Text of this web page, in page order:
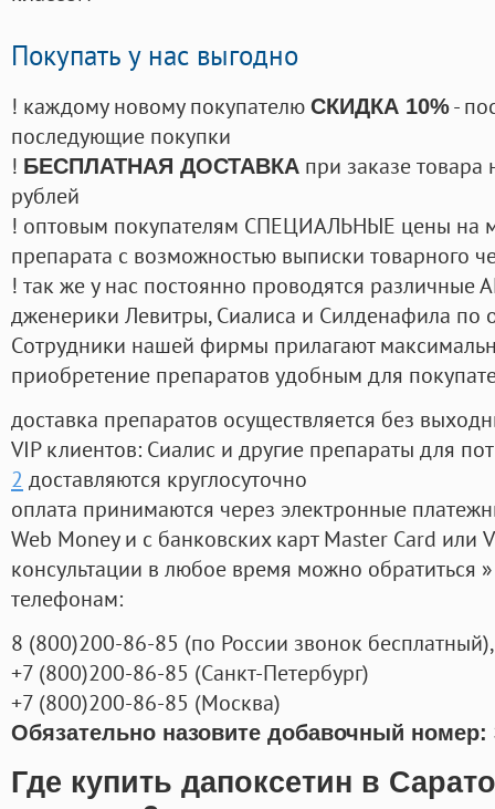
Покупать у нас выгодно
! каждому новому покупателю СКИДКА 10%-
последующие покупки
! БЕСПЛАТНАЯ ДОСТАВКА при заказе
рублей
! оптовым покупателям СПЕЦИАЛЬНЫЕ цены на
препарата с возможностью выписки товарного
! так же у нас постоянно проводятся
дженерики Левитры, Сиалиса и Силденафила по
Cотрудники нашей фирмы прилагают
приобретение препаратов удобным для
доставка препаратов осуществляется без
VIP клиентов: Сиалис и другие препараты для
2 доставляются круглосуточно
оплата принимаются через электронные
Web Money и с банковских карт Master Card или
консультации в любое время можно обратиться
телефонам:
8 (800)200-86-85 (по России звонок бесплатный),
+7 (800)200-86-85 (Санкт-Петербург)
+7 (800)200-86-85 (Москва)
Обязательно назовите добавочный номер:
Где купить дапоксетин в